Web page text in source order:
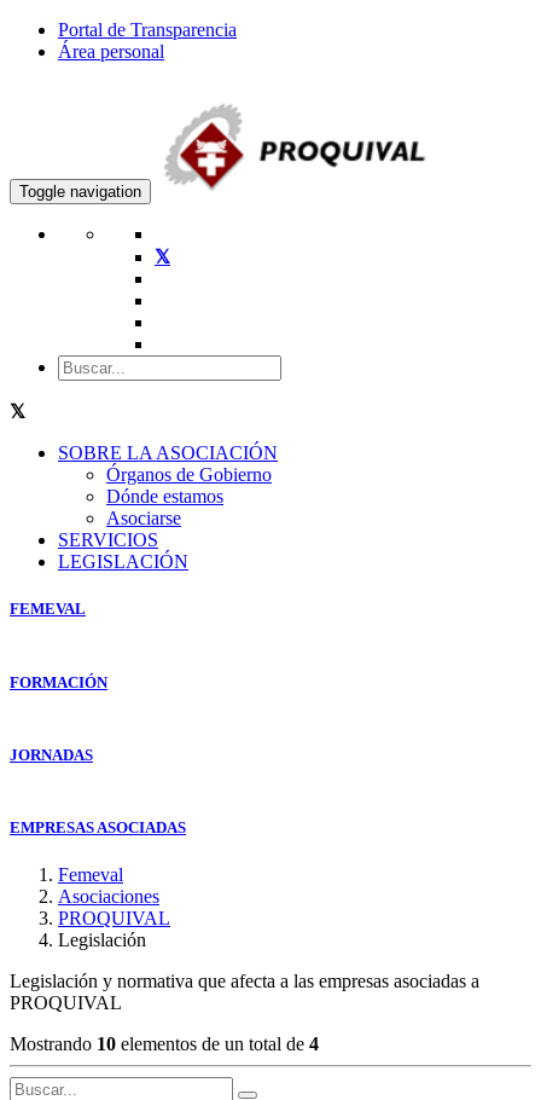
Portal de Transparencia
Área personal
Toggle navigation
SOBRE LA ASOCIACIÓN
Órganos de Gobierno
Dónde estamos
Asociarse
SERVICIOS
LEGISLACIÓN
FEMEVAL
FORMACIÓN
JORNADAS
EMPRESAS ASOCIADAS
Femeval
Asociaciones
PROQUIVAL
Legislación
Legislación y normativa que afecta a las empresas asociadas a
PROQUIVAL
Mostrando 10 elementos de un total de 4